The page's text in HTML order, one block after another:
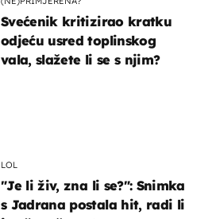
LOL
"Je li živ, zna li se?": Snimka
s Jadrana postala hit, radi li
Svećenik kritizirao kratku
odjeću usred toplinskog
vala, slažete li se s njim?